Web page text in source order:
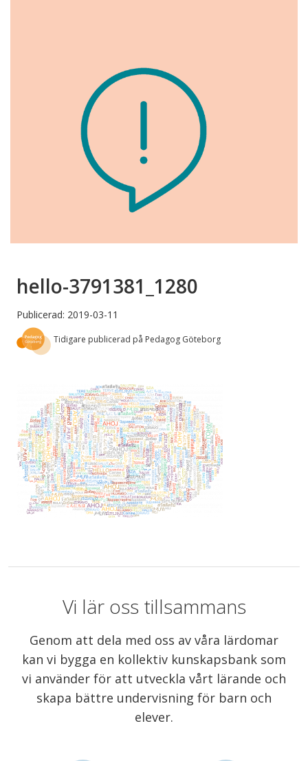
hello-3791381_1280
Publicerad: 2019-03-11
Tidigare publicerad på Pedagog Göteborg
Vi lär oss tillsammans
Genom att dela med oss av våra lärdomar
kan vi bygga en kollektiv kunskapsbank som
vi använder för att utveckla vårt lärande och
skapa bättre undervisning för barn och
elever.